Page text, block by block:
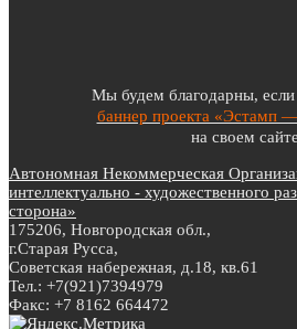
Мы будем благодарны, если
баннер проекта «Эстамп
на своем
Автономная Некоммерческая
интеллектуально - художественного
сторона»
175206, Новгородская обл.,
г.Старая Русса,
Советская набережная, д.18, кв.61
Тел.: +7(921)7394979
Факс: +7 8162 664472